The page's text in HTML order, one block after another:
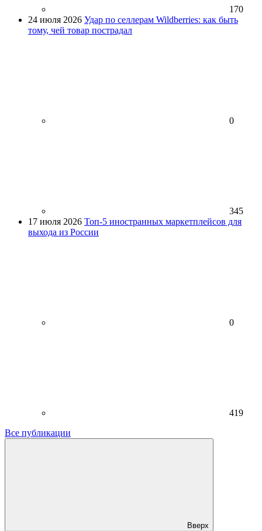
170
24 июля 2026 Удар по селлерам Wildberries: как быть
тому, чей товар пострадал
0
345
17 июля 2026 Топ-5 иностранных маркетплейсов для
выхода из России
0
419
Все публикации
Вверх